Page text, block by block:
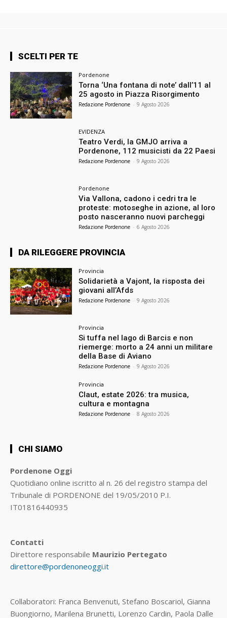
SCELTI PER TE
Pordenone
Torna ‘Una fontana di note’ dall’11 al
25 agosto in Piazza Risorgimento
Redazione Pordenone - 9 Agosto 2026
EVIDENZA
Teatro Verdi, la GMJO arriva a
Pordenone, 112 musicisti da 22 Paesi
Redazione Pordenone - 9 Agosto 2026
Pordenone
Via Vallona, cadono i cedri tra le
proteste: motoseghe in azione, al loro
posto nasceranno nuovi parcheggi
Redazione Pordenone - 6 Agosto 2026
DA RILEGGERE PROVINCIA
Provincia
Solidarietà a Vajont, la risposta dei
giovani all’Afds
Redazione Pordenone - 9 Agosto 2026
Provincia
Si tuffa nel lago di Barcis e non
riemerge: morto a 24 anni un militare
della Base di Aviano
Redazione Pordenone - 9 Agosto 2026
Provincia
Claut, estate 2026: tra musica,
cultura e montagna
Redazione Pordenone - 8 Agosto 2026
CHI SIAMO
Pordenone Oggi
Quotidiano online iscritto al n. 26 del registro stampa del
Tribunale di PORDENONE del 19/05/2010 P.I.
IT01816440935
Contatti
Direttore responsabile Maurizio Pertegato
direttore@pordenoneoggi.it
Collaboratori: Franca Benvenuti, Stefano Boscariol, Gianna
Buongiorno, Marilena Brunetti, Lorenzo Cardin, Paola Dalle